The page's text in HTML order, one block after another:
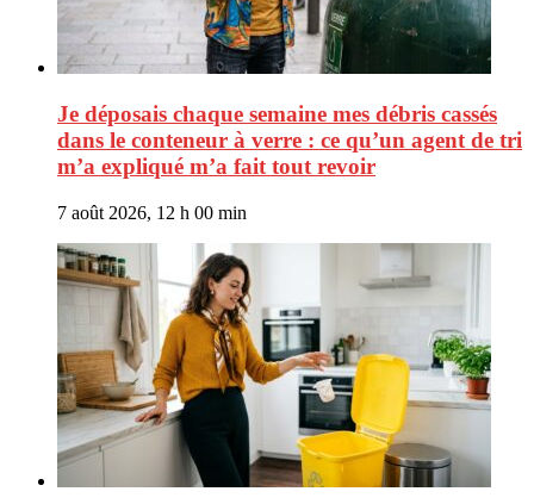
Je déposais chaque semaine mes débris cassés
dans le conteneur à verre : ce qu’un agent de tri
m’a expliqué m’a fait tout revoir
7 août 2026, 12 h 00 min